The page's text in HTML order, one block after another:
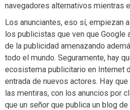
navegadores alternativos mientras
Los anunciantes, eso sí, empiezan
los publicistas que ven que Google
de la publicidad amenazando
todo el mundo. Seguramente, hay
ecosistema publicitario en Internet
entrada de nuevos actores. Hay
las mentiras, con los anuncios por
que un señor que publica un blog